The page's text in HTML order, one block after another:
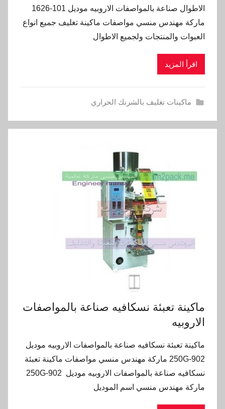
الاطوال صناعة بالمواصفات الاروبيه موديل 101-1626
ماركة مهندس منسي مواصفات ماكينة تغليف جميع انواع
العبوات والمنتجات ولجميع الاطوال
اقرأ المزيد
ماكينات تغليف بالشرنك الحراري
ماكينة تعبئة نسكافيه صناعة بالمواصفات
الاروبيه
ماكينة تعبئة نسكافيه صناعة بالمواصفات الاروبيه موديل
902-250G ماركة مهندس منسي مواصفات ماكينة تعبئة
نسكافيه صناعة بالمواصفات الاروبيه موديل 902-250G
ماركة مهندس منسي اسم الموديل